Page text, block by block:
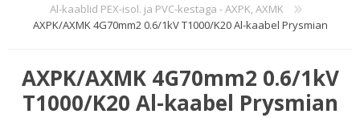
SOOVIKORV 0
Al-kaablid PEX-isol. ja PVC-kestaga - AXPK, AXMK
AXPK/AXMK 4G70mm2 0.6/1kV T1000/K20 Al-kaabel Prysmian
AXPK/AXMK 4G70mm2 0.6/1kV
T1000/K20 Al-kaabel Prysmian